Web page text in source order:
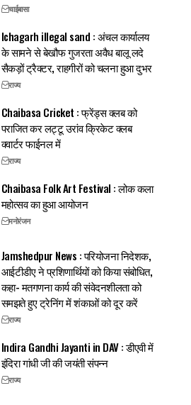
चाईबासा
Ichagarh illegal sand : अंचल कार्यालय
के सामने से बेखौफ गुजरता अवैध बालू लदे
सैकड़ों ट्रैक्टर, राहगीरों को चलना हुआ दुभर
राज्य
Chaibasa Cricket : फ्रेंड्स क्लब को
पराजित कर लट्टू उरांव क्रिकेट क्लब
क्वार्टर फाईनल में
राज्य
Chaibasa Folk Art Festival : लोक कला
महोत्सव का हुआ आयोजन
मनोरंजन
Jamshedpur News : परियोजना निदेशक,
आईटीडीए ने प्रशिणार्थियों को किया संबोधित,
कहा- मतगणना कार्य की संवेदनशीलता को
समझते हुए ट्रेनिंग में शंकाओं को दूर करें
राज्य
Indira Gandhi Jayanti in DAV : डीएवी में
इंदिरा गांधी जी की जयंती संपन्न
राज्य